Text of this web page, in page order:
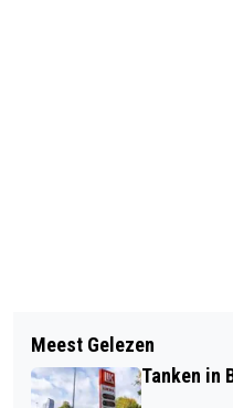
NL-ALERT
MAANDAG 1
EREPENNING
ONDERSTREEPT
Meest Gelezen
Tanken in